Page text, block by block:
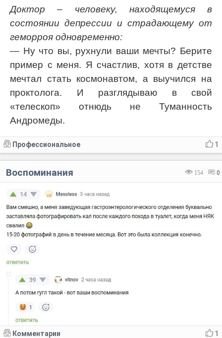
Доктор – человеку, находящемуся в
состоянии депрессии и страдающему от
геморроя одновременно:
— Ну что вы, рухнули ваши мечты? Берите
пример с меня. Я счастлив, хотя в детстве
мечтал стать космонавтом, а выучился на
проктолога. И разглядываю в свой
«телескоп» отнюдь не Туманность
Андромеды.
1
Профессиональное
154 0
Воспоминания
1
Комментарии